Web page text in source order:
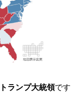
トランプ大統領です